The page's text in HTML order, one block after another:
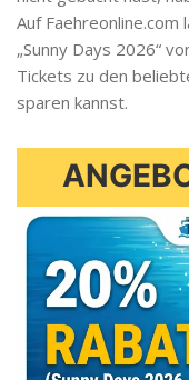
Auf
„Sunny Days 2026“
Tickets zu den
sparen kannst.